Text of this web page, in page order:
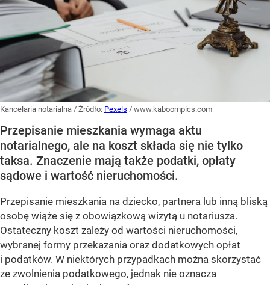
Kancelaria notarialna / Źródło: Pexels / www.kaboompics.com
Przepisanie mieszkania wymaga aktu
notarialnego, ale na koszt składa się nie tylko
taksa. Znaczenie mają także podatki, opłaty
sądowe i wartość nieruchomości.
Przepisanie mieszkania na dziecko, partnera lub inną bliską
osobę wiąże się z obowiązkową wizytą u notariusza.
Ostateczny koszt zależy od wartości nieruchomości,
wybranej formy przekazania oraz dodatkowych opłat
i podatków. W niektórych przypadkach można skorzystać
ze zwolnienia podatkowego, jednak nie oznacza